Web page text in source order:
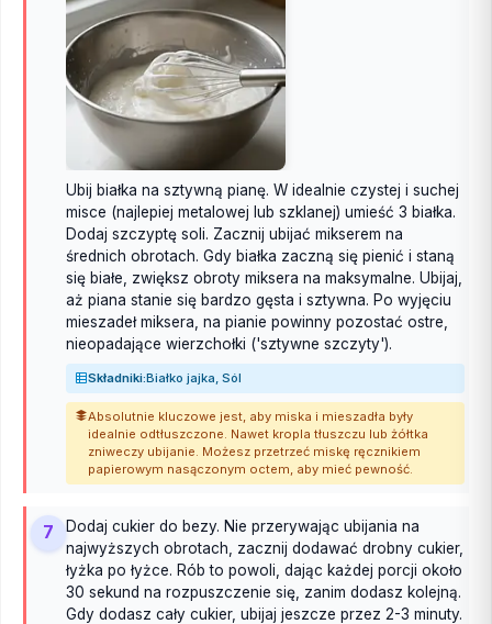
Ubij białka na sztywną pianę. W idealnie czystej i suchej
misce (najlepiej metalowej lub szklanej) umieść 3 białka.
Dodaj szczyptę soli. Zacznij ubijać mikserem na
średnich obrotach. Gdy białka zaczną się pienić i staną
się białe, zwiększ obroty miksera na maksymalne. Ubijaj,
aż piana stanie się bardzo gęsta i sztywna. Po wyjęciu
mieszadeł miksera, na pianie powinny pozostać ostre,
nieopadające wierzchołki ('sztywne szczyty').
Składniki:Białko jajka, Sól
Absolutnie kluczowe jest, aby miska i mieszadła były
idealnie odtłuszczone. Nawet kropla tłuszczu lub żółtka
zniweczy ubijanie. Możesz przetrzeć miskę ręcznikiem
papierowym nasączonym octem, aby mieć pewność.
7
Dodaj cukier do bezy. Nie przerywając ubijania na
najwyższych obrotach, zacznij dodawać drobny cukier,
łyżka po łyżce. Rób to powoli, dając każdej porcji około
30 sekund na rozpuszczenie się, zanim dodasz kolejną.
Gdy dodasz cały cukier, ubijaj jeszcze przez 2-3 minuty.